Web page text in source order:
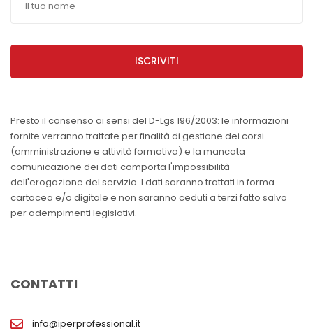
ISCRIVITI
Presto il consenso ai sensi del D-Lgs 196/2003: le informazioni
fornite verranno trattate per finalità di gestione dei corsi
(amministrazione e attività formativa) e la mancata
comunicazione dei dati comporta l'impossibilità
dell'erogazione del servizio. I dati saranno trattati in forma
cartacea e/o digitale e non saranno ceduti a terzi fatto salvo
per adempimenti legislativi.
CONTATTI
info@iperprofessional.it